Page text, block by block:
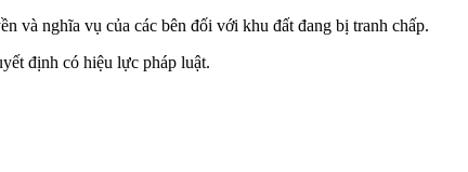
và nghĩa vụ của các bên đối với khu đất đang bị tranh chấp.
định có hiệu lực pháp luật.